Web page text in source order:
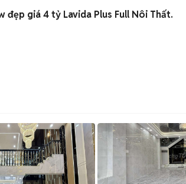
đẹp giá 4 tỷ Lavida Plus Full Nôi Thất.